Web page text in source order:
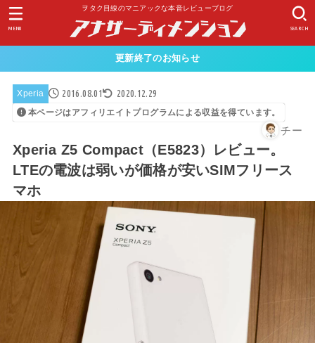
ヲタク目線のマニアックな本音レビューブログ
SEARCH
MENU
更新終了のお知らせ
Xperia 2016.08.01 2020.12.29
本ページはアフィリエイトプログラムによる収益を得ています。
チー
Xperia Z5 Compact（E5823）レビュー。
LTEの電波は弱いが価格が安いSIMフリース
マホ